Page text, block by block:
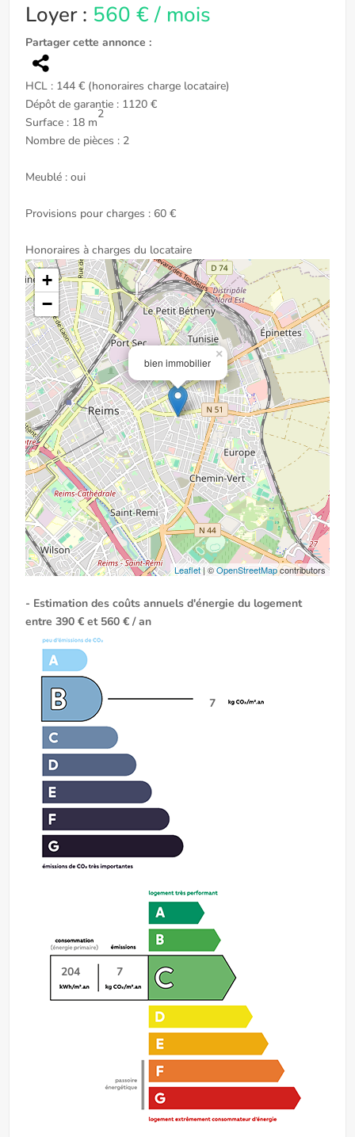
Loyer : 560 € / mois
Partager cette annonce :
HCL : 144 € (honoraires charge locataire)
Dépôt de garantie : 1120 €
Surface : 18 m
2
Nombre de pièces : 2
Meublé : oui
Provisions pour charges : 60 €
Honoraires à charges du locataire
bien immobilier
×
+
−
Leaflet| ©OpenStreetMapcontributors
- Estimation des coûts annuels d'énergie du logement
entre 390 € et 560 € / an
7
204 7